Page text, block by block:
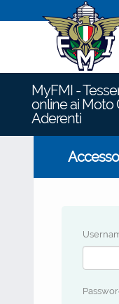
MyFMI -
online ai Moto
Aderenti